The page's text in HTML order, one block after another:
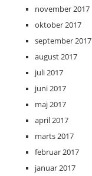
november 2017
oktober 2017
september 2017
august 2017
juli 2017
juni 2017
maj 2017
april 2017
marts 2017
februar 2017
januar 2017